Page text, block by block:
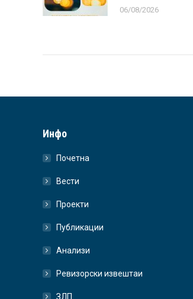
06/08/2026
Инфо
Почетна
Вести
Проекти
Публикации
Анализи
Ревизорски извештаи
ЗЛП